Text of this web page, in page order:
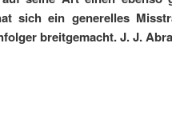
sich ein generelles
breitgemacht. J. J.